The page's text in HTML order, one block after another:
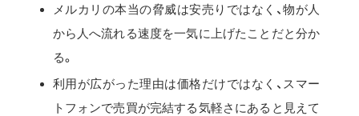
メルカリの本当の脅威は安売りではなく、物が人
から人へ流れる速度を一気に上げたことだと分か
る。
利用が広がった理由は価格だけではなく、スマー
トフォンで売買が完結する気軽さにあると見えて